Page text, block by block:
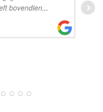
bovendien...
7 8 9 10